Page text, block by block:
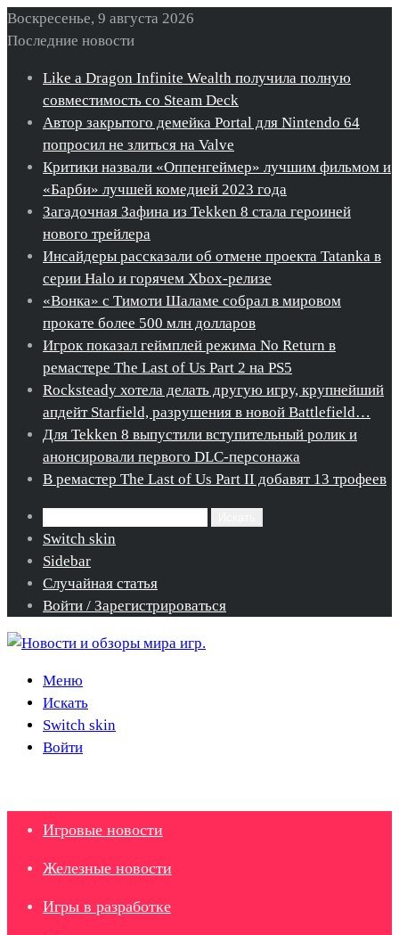
Воскресенье, 9 августа 2026
Последние новости
Like a Dragon Infinite Wealth получила полную
совместимость со Steam Deck
Автор закрытого демейка Portal для Nintendo 64
попросил не злиться на Valve
Критики назвали «Оппенгеймер» лучшим фильмом и
«Барби» лучшей комедией 2023 года
Загадочная Зафина из Tekken 8 стала героиней
нового трейлера
Инсайдеры рассказали об отмене проекта Tatanka в
серии Halo и горячем Xbox-релизе
«Вонка» с Тимоти Шаламе собрал в мировом
прокате более 500 млн долларов
Игрок показал геймплей режима No Return в
ремастере The Last of Us Part 2 на PS5
Rocksteady хотела делать другую игру, крупнейший
апдейт Starfield, разрушения в новой Battlefield…
Для Tekken 8 выпустили вступительный ролик и
анонсировали первого DLC-персонажа
В ремастер The Last of Us Part II добавят 13 трофеев
Switch skin
Sidebar
Случайная статья
Войти / Зарегистрироваться
Меню
Искать
Switch skin
Войти
Игровые новости
Железные новости
Игры в разработке